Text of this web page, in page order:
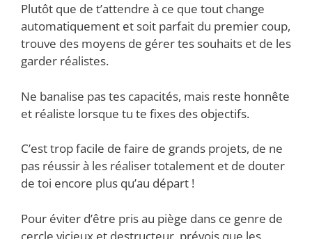
Plutôt que de t’attendre à ce que tout change
automatiquement et soit parfait du premier coup,
trouve des moyens de gérer tes souhaits et de les
garder réalistes.
Ne banalise pas tes capacités, mais reste honnête
et réaliste lorsque tu te fixes des objectifs.
C’est trop facile de faire de grands projets, de ne
pas réussir à les réaliser totalement et de douter
de toi encore plus qu’au départ !
Pour éviter d’être pris au piège dans ce genre de